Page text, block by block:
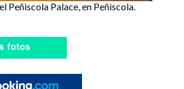
Peñiscola Palace, en Peñiscola.